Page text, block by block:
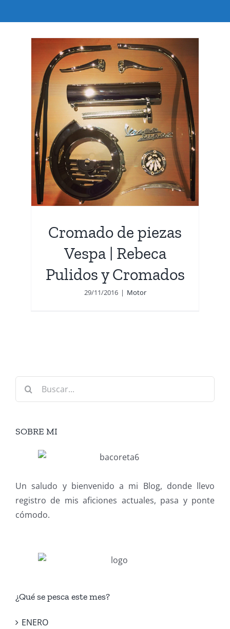
Cromado de piezas
Vespa | Rebeca
Pulidos y Cromados
29/11/2016 | Motor
Buscar:
SOBRE MI
Un saludo y bienvenido a mi Blog, donde llevo
registro de mis aficiones actuales, pasa y ponte
cómodo.
¿Qué se pesca este mes?
ENERO